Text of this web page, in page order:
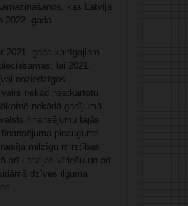
kas Latvijā
2022. gada.
2021. gada kaitīgajiem
lai 2021.
noziedzīgos
nekad neatkārtotu
nekādā gadījumā
finansējumu tajās
pieaugums
milzīgu mirstības
arī Latvijas vīriešu un arī
dzīves ilguma